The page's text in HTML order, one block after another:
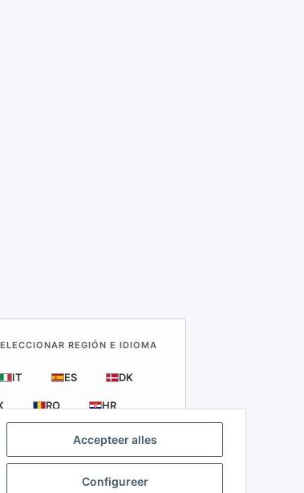
Accepteer alles
Configureer
REGIÓN E IDIOMA
IT ES DK
RO HR